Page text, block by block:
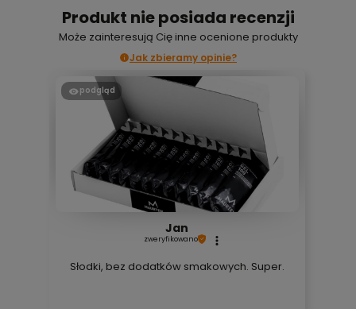
Produkt nie posiada recenzji
Może zainteresują Cię inne ocenione produkty
Jak zbieramy opinie?
podgląd
Jan
zweryfikowano
Słodki, bez dodatków smakowych. Super.